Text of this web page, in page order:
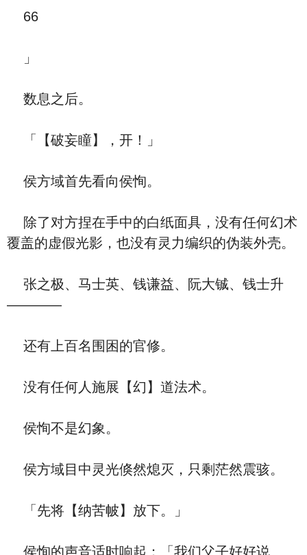
66
」
数息之后。
「【破妄瞳】，开！」
侯方域首先看向侯恂。
除了对方捏在手中的白纸面具，没有任何幻术
覆盖的虚假光影，也没有灵力编织的伪装外壳。
张之极、马士英、钱谦益、阮大铖、钱士升
————
还有上百名围困的官修。
没有任何人施展【幻】道法术。
侯恂不是幻象。
侯方域目中灵光倏然熄灭，只剩茫然震骇。
「先将【纳苦帔】放下。」
侯恂的声音适时响起：「我们父子好好说